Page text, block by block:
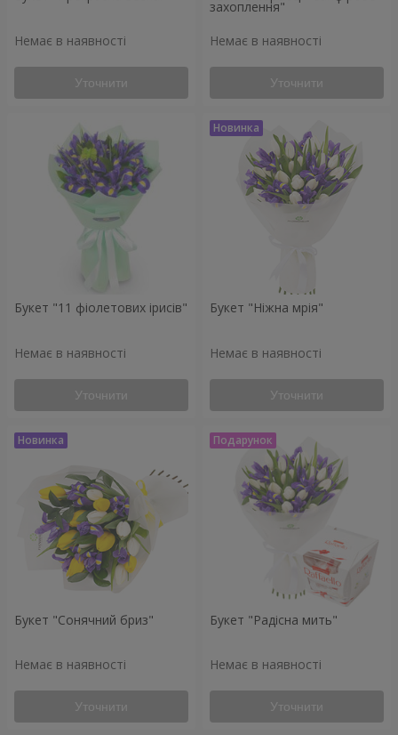
Немає в наявності
Уточнити
захоплення"
Немає в наявності
Уточнити
Букет "11 фіолетових ірисів"
Немає в наявності
Уточнити
Букет "Ніжна мрія"
Немає в наявності
Уточнити
Букет "Сонячний бриз"
Немає в наявності
Уточнити
Букет "Радісна мить"
Немає в наявності
Уточнити